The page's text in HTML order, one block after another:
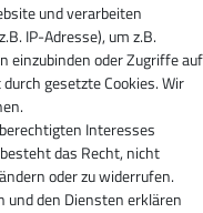
RUMPFGRUPPEN
und verarbeiten
IP-Adresse), um z.B.
einzubinden oder Zugriffe auf
gesetzte Cookies. Wir
Interesses
das Recht, nicht
oder zu widerrufen.
und den Diensten erklären